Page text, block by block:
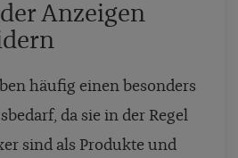
Anzeigen
häufig einen besonders
da sie in der Regel
sind als Produkte und